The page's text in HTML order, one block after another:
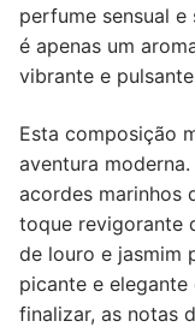
perfume sensual
é apenas um
vibrante e
Esta composição
aventura
acordes marinhos
toque revigorante
de louro e jasmim
picante e elegante
finalizar, as notas